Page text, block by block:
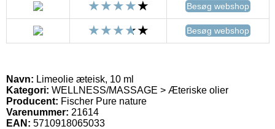
Besøg webshop
Besøg webshop
Navn: Limeolie æteisk, 10 ml
Kategori: WELLNESS/MASSAGE > Æteriske olier
Producent: Fischer Pure nature
Varenummer: 21614
EAN: 5710918065033